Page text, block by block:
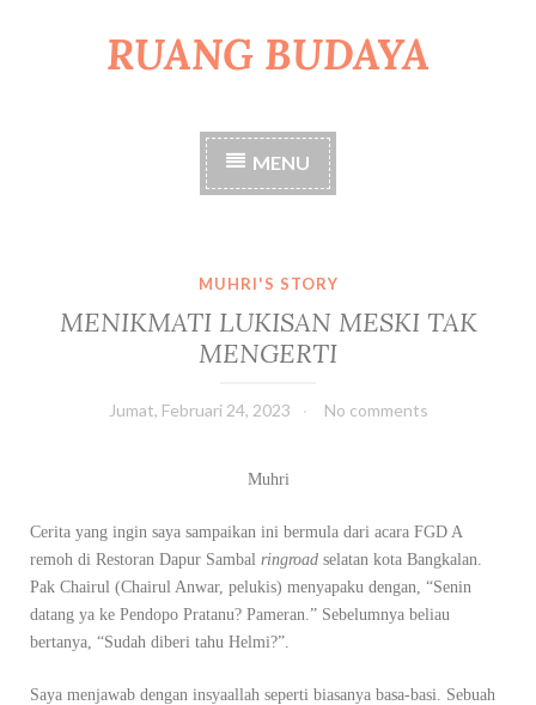
RUANG BUDAYA
MENU
MUHRI'S STORY
MENIKMATI LUKISAN MESKI TAK
MENGERTI
Jumat, Februari 24, 2023 No comments
Muhri
Cerita yang ingin saya sampaikan ini bermula dari acara FGD A
remoh di Restoran Dapur Sambal ringroadselatan kota Bangkalan.
Pak Chairul (Chairul Anwar, pelukis) menyapaku dengan, “Senin
datang ya ke Pendopo Pratanu? Pameran.” Sebelumnya beliau
bertanya, “Sudah diberi tahu Helmi?”.
Saya menjawab dengan insyaallah seperti biasanya basa-basi. Sebuah